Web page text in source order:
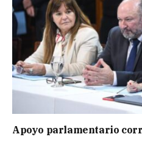
Apoyo parlamentario